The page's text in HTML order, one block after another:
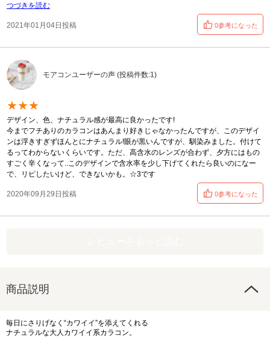
つづきを読む
2021年01月04日投稿 0参考になった
モアコンユーザーの声 (投稿件数:1)
★★★
デザイン、色、ナチュラル感が最高に良かったです!
今までフチありのカラコンはあんまり好きじゃなかったんですが、このデザイ
ンは浮きすぎずほんとにナチュラル!眼が黒いんですが、馴染みました。付けて
るってわからないくらいです。ただ、高含水のレンズが合わず、夕方にはもの
すごく辛くなって..このデザインで含水率を少し下げてくれたら良いのになー
で、リピしたいけど、できないかも。☆3です
2020年09月29日投稿 0参考になった
商品説明
毎日にさりげなく“カワイイ”を添えてくれる
ナチュラルな大人カワイイ系カラコン。